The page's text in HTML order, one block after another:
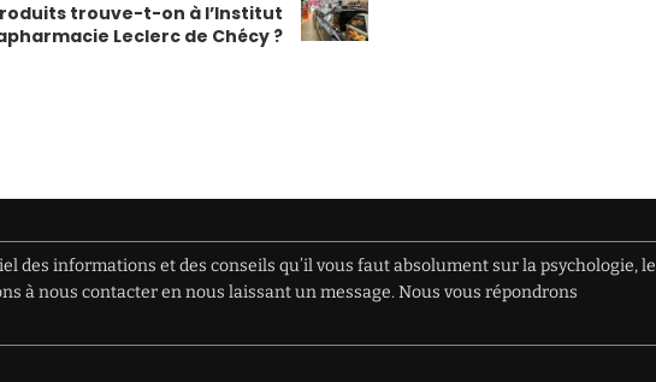
trouve-t-on à l’Institut
Leclerc de Chécy ?
des informations et des conseils qu’il vous faut absolument sur la psychologie, le
à nous contacter en nous laissant un message. Nous vous répondrons